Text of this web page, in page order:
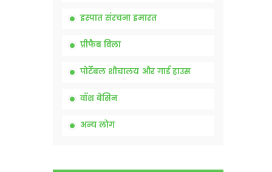
इस्पात संरचना इमारत
प्रीफैब विला
पोर्टेबल शौचालय और गार्ड हाउस
वॉश बेसिन
अन्य लोग